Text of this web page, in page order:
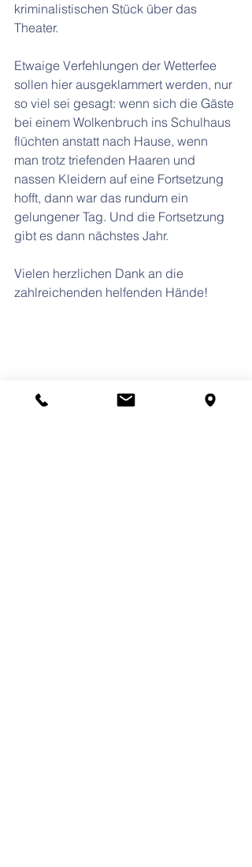
kriminalistischen Stück über das
Theater.
Etwaige Verfehlungen der Wetterfee
sollen hier ausgeklammert werden, nur
so viel sei gesagt: wenn sich die Gäste
bei einem Wolkenbruch ins Schulhaus
flüchten anstatt nach Hause, wenn
man trotz triefenden Haaren und
nassen Kleidern auf eine Fortsetzung
hofft, dann war das rundum ein
gelungener Tag. Und die Fortsetzung
gibt es dann nächstes Jahr.
Vielen herzlichen Dank an die
zahlreichenden helfenden Hände!